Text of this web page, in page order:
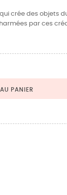
crée des objets
par ces
PANIER